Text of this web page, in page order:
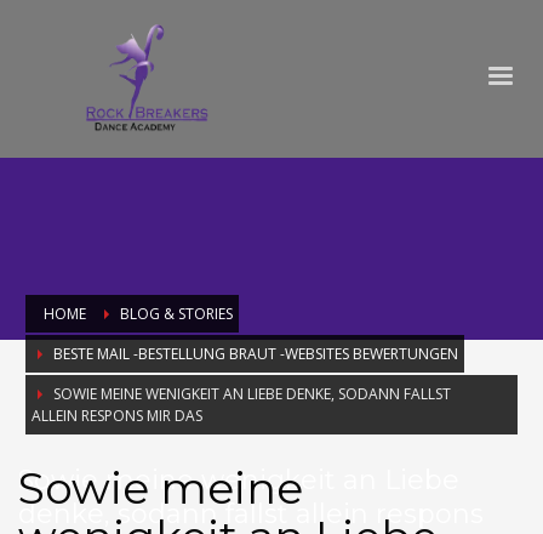
HOME
BLOG & STORIES
BESTE MAIL -BESTELLUNG BRAUT -WEBSITES BEWERTUNGEN
SOWIE MEINE WENIGKEIT AN LIEBE DENKE, SODANN FALLST
ALLEIN RESPONS MIR DAS
Sowie meine wenigkeit an Liebe
denke, sodann fallst allein respons
Sowie meine